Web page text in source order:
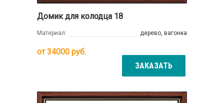
Домик для колодца 18
Материал: дерево, вагонка
от34000 руб.
ЗАКАЗАТЬ